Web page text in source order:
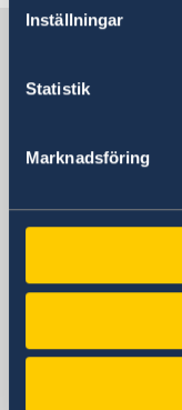
Inställningar
Statistik
Marknadsföring
访问总领事馆
上海中环广
瑞典驻上海
邮编：
周一至周五
咨询电话
+86-21-